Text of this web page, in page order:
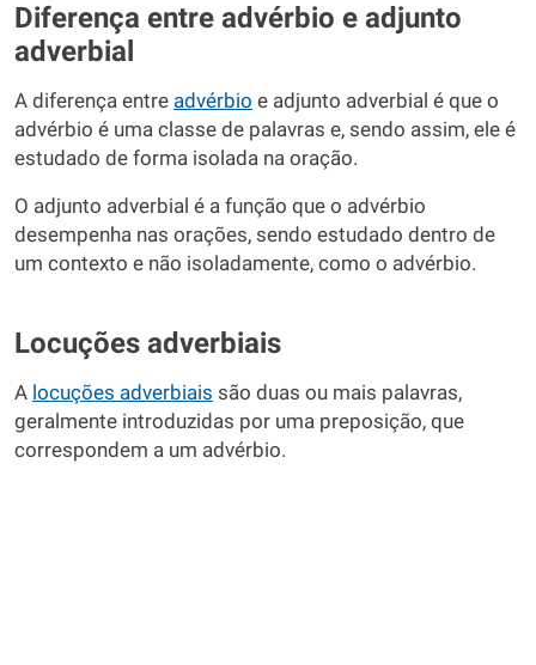
Diferença entre advérbio e adjunto
adverbial
A diferença entre advérbio e adjunto adverbial é que o
advérbio é uma classe de palavras e, sendo assim, ele é
estudado de forma isolada na oração.
O adjunto adverbial é a função que o advérbio
desempenha nas orações, sendo estudado dentro de
um contexto e não isoladamente, como o advérbio.
Locuções adverbiais
A locuções adverbiais são duas ou mais palavras,
geralmente introduzidas por uma preposição, que
correspondem a um advérbio.